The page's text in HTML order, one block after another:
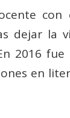
dejar la
2016 fue
en